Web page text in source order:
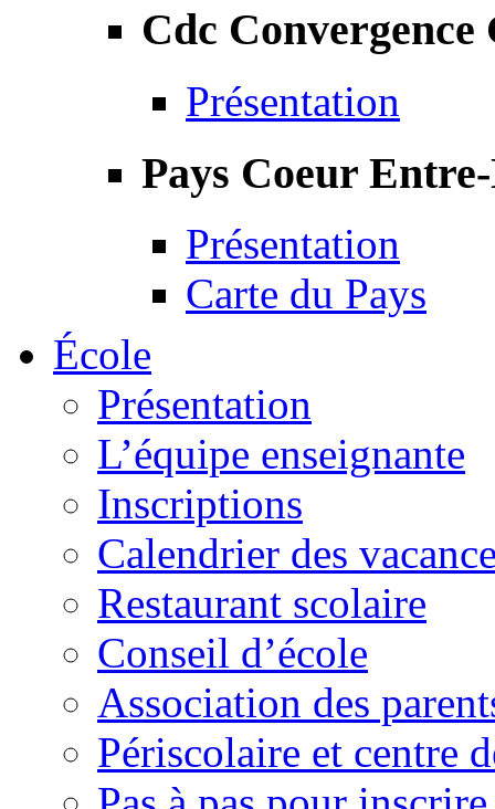
Cdc Convergence
Présentation
Pays Coeur
Présentation
Carte du Pays
École
Présentation
L’équipe enseignante
Inscriptions
Calendrier des
Restaurant scolaire
Conseil d’école
Association des
Périscolaire et centre